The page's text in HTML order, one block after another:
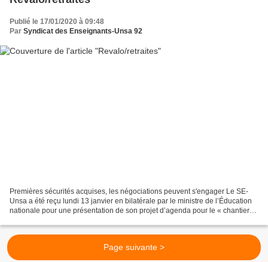
Publié le 17/01/2020 à 09:48
Par Syndicat des Enseignants-Unsa 92
Premières sécurités acquises, les négociations peuvent s'engager Le SE-
Unsa a été reçu lundi 13 janvier en bilatérale par le ministre de l’Éducation
nationale pour une présentation de son projet d’agenda pour le « chantier
Page suivante >